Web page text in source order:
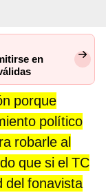
en
porque
político
robarle al
que si el TC
del fonavista